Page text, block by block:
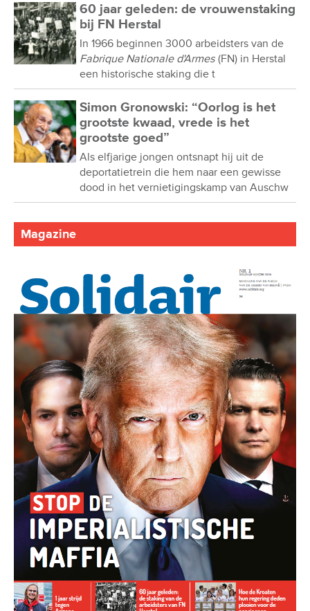
60 jaar geleden: de vrouwenstaking
bij FN Herstal
In 1966 beginnen 3000 arbeidsters van de
Fabrique Nationale d'Armes (FN) in Herstal
een historische staking die t
Simon Gronowski: “Oorlog is het
grootste kwaad, vrede is het
grootste goed”
Als elfjarige jongen ontsnapt hij uit de
deportatietrein die hem naar een gewisse
dood in het vernietigingskamp van Auschw
Magazine